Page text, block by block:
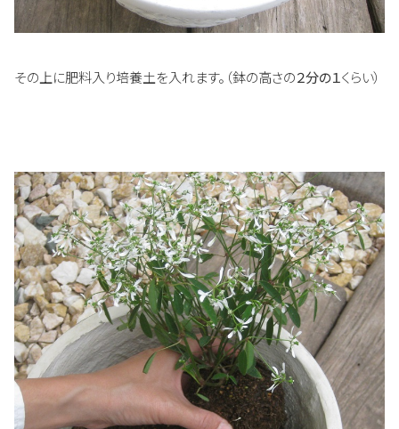
その上に肥料入り培養土を入れます。（鉢の高さの２分の１くらい）